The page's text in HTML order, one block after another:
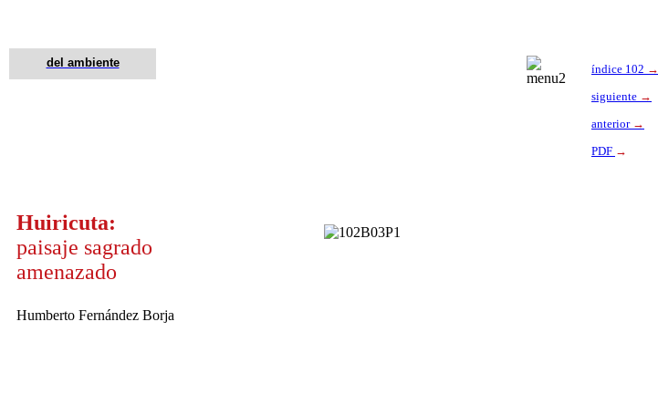
del ambiente índice 102 →
siguiente →
anterior →
PDF →
Huiricuta:
paisaje sagrado
amenazado
Humberto Fernández Borja